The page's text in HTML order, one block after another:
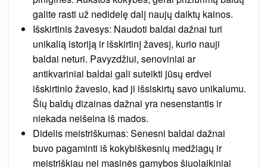
galite rasti už nedidelę dalį naujų daiktų kainos.
Išskirtinis žavesys: Naudoti baldai dažnai turi
unikalią istoriją ir išskirtinį žavesį, kurio nauji
baldai neturi. Pavyzdžiui, senoviniai ar
antikvariniai baldai gali suteikti jūsų erdvei
išskirtinio žavesio, kad ji išsiskirtų savo unikalumu.
Šių baldų dizainas dažnai yra nesenstantis ir
niekada neišeina iš mados.
Didelis meistriškumas: Senesni baldai dažnai
buvo pagaminti iš kokybiškesnių medžiagų ir
meistriškiau nei masinės gamybos šiuolaikiniai